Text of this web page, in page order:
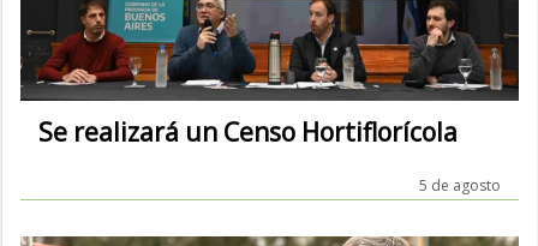
Se realizará un Censo Hortiflorícola
5 de agosto